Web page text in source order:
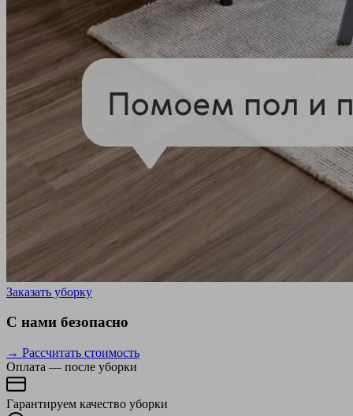
Заказать уборку
С нами безопасно
→ Рассчитать стоимость
Оплата — после уборки
Гарантируем качество уборки